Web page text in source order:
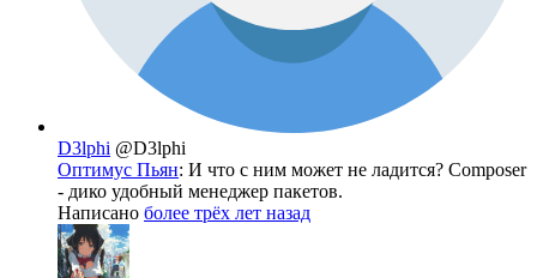
D3lphi @D3lphi
Оптимус Пьян: И что с ним может не ладится? Composer
- дико удобный менеджер пакетов.
Написано более трёх лет назад